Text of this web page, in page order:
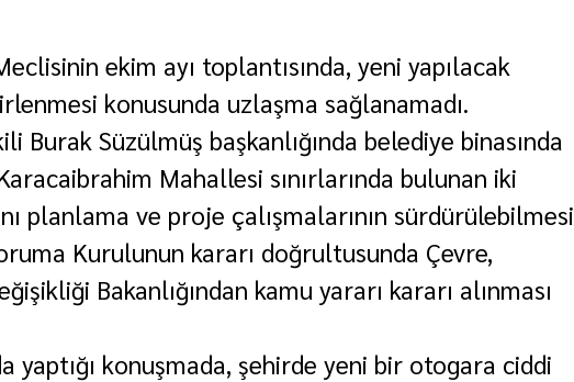
ekim ayı toplantısında, yeni yapılacak
konusunda uzlaşma sağlanamadı.
Burak Süzülmüş başkanlığında belediye binasında
Mahallesi sınırlarında bulunan iki
planlama ve proje çalışmalarının sürdürülebilmesi
Kurulunun kararı doğrultusunda Çevre,
Bakanlığından kamu yararı kararı alınması
yaptığı konuşmada, şehirde yeni bir otogara ciddi